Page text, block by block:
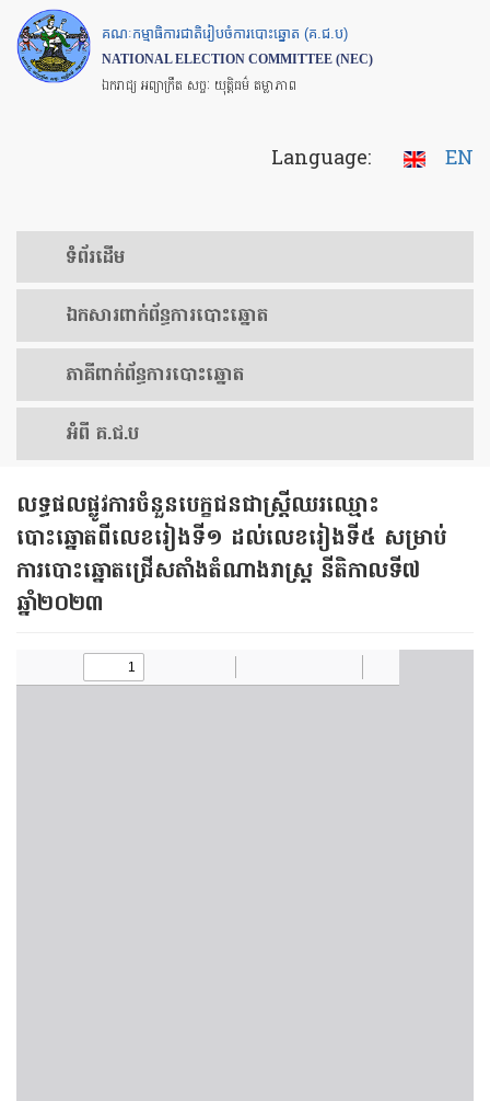
Skip
to
main
គណៈកម្មាធិការជាតិរៀបចំការបោះឆ្នោត (គ.ជ.ប)
NATIONAL ELECTION COMMITTEE (NEC)
ឯករាជ្យ អព្យាក្រឹត សច្ចៈ យុត្តិធម៌ តម្លាភាព
Language: EN
ទំព័រ​ដើម
ឯកសារ​ពាក់ព័ន្ធ​ការ​បោះឆ្នោត
​ភាគីពាក់ព័ន្ធ​​ការ​បោះឆ្នោត
អំពី គ.ជ.ប
លទ្ធផលផ្លូវការចំនួនបេក្ខជនជាស្ត្រីឈរឈ្មោះ
បោះឆ្នោតពីលេខរៀងទី១ ដល់លេខរៀងទី៥ សម្រាប់
ការបោះឆ្នោតជ្រើសតាំងតំណាងរាស្ត្រ នីតិកាលទី៧
ឆ្នាំ២០២៣